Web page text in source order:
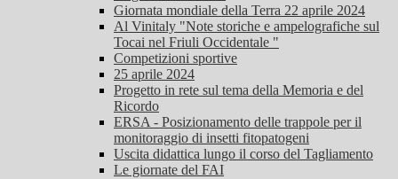
Giornata mondiale della Terra 22 aprile 2024
Al Vinitaly "Note storiche e ampelografiche sul
Tocai nel Friuli Occidentale "
Competizioni sportive
25 aprile 2024
Progetto in rete sul tema della Memoria e del
Ricordo
ERSA - Posizionamento delle trappole per il
monitoraggio di insetti fitopatogeni
Uscita didattica lungo il corso del Tagliamento
Le giornate del FAI